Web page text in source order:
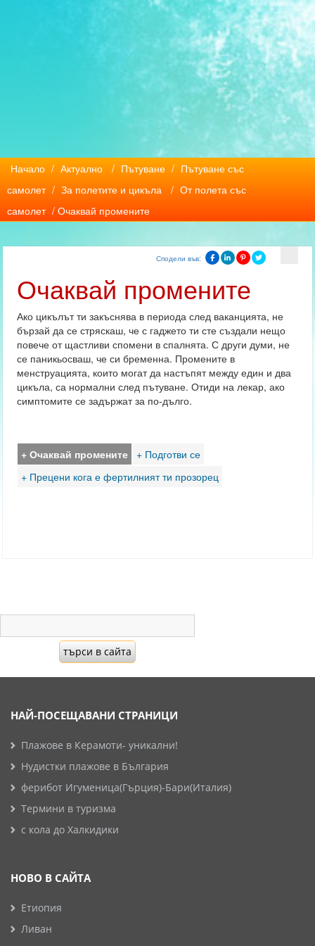
Начало / Актуално / Пътуване / Пътуване със
самолет / За полетите и цикъла / От полета със
самолет / Очаквай промените
Сподели във:
Очаквай промените
Ако цикълът ти закъснява в периода след ваканцията, не
бързай да се стряскаш, че с гаджето ти сте създали нещо
повече от щастливи спомени в спалнята. С други думи, не
се паникьосваш, че си бременна. Промените в
менструацията, които могат да настъпят между един и два
цикъла, са нормални след пътуване. Отиди на лекар, ако
симптомите се задържат за по-дълго.
+ Очаквай промените
+ Подготви се
+ Прецени кога е фертилният ти прозорец
НАЙ-ПОСЕЩАВАНИ СТРАНИЦИ
Плажове в Керамоти- уникални!
Нудистки плажове в България
ферибот Игуменица(Гърция)-Бари(Италия)
Термини в туризма
с кола до Халкидики
НОВО В САЙТА
Етиопия
Ливан